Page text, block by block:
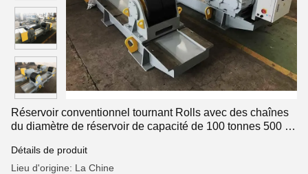
Réservoir conventionnel tournant Rolls avec des chaînes
du diamètre de réservoir de capacité de 100 tonnes 500 -
Détails de produit
Lieu d'origine: La Chine